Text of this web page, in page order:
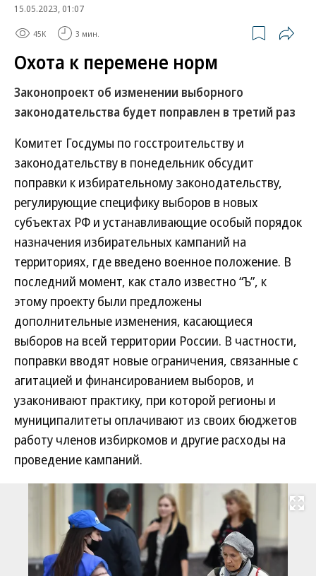
15.05.2023, 01:07
45K 3 мин.
Охота к перемене норм
Законопроект об изменении выборного
законодательства будет поправлен в третий раз
Комитет Госдумы по госстроительству и
законодательству в понедельник обсудит
поправки к избирательному законодательству,
регулирующие специфику выборов в новых
субъектах РФ и устанавливающие особый порядок
назначения избирательных кампаний на
территориях, где введено военное положение. В
последний момент, как стало известно “Ъ”, к
этому проекту были предложены
дополнительные изменения, касающиеся
выборов на всей территории России. В частности,
поправки вводят новые ограничения, связанные с
агитацией и финансированием выборов, и
узаконивают практику, при которой регионы и
муниципалитеты оплачивают из своих бюджетов
работу членов избиркомов и другие расходы на
проведение кампаний.
Развернуть